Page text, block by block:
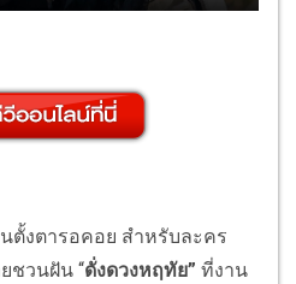
งตารอคอย สำหรับละคร
ชวนฝัน “ดั่งดวงหฤทัย” ที่งาน